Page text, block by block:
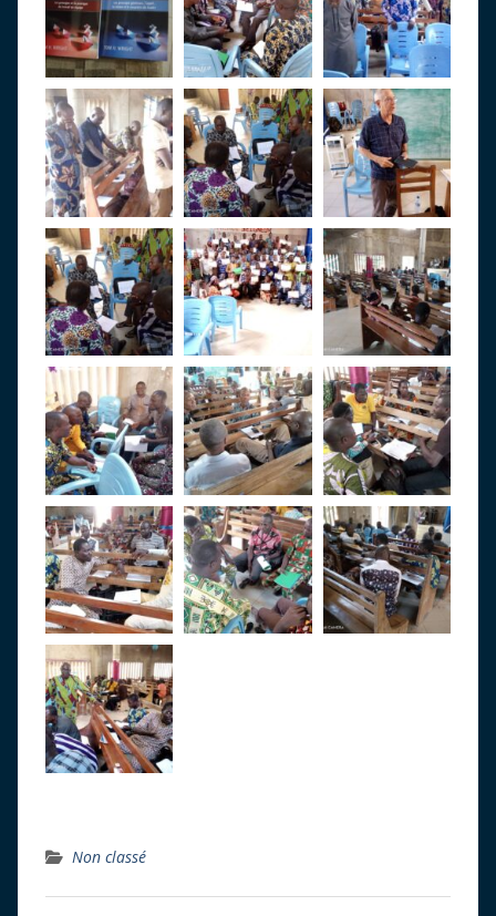
Non classé